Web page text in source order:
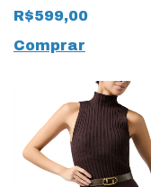
R$599,00
Comprar